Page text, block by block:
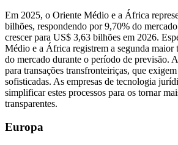
Em 2025, o Oriente Médio e a África
bilhões, respondendo por 9,70% do
crescer para US$ 3,63 bilhões em 2026.
Médio e a África registrem a segunda maior
do mercado durante o período de previsão.
para transações transfronteiriças, que
sofisticadas. As empresas de tecnologia
simplificar estes processos para os tornar
transparentes.
Europa